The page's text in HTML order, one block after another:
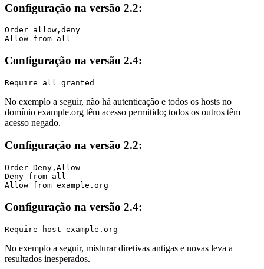
Configuração na versão 2.2:
Order allow,deny
Allow from all
Configuração na versão 2.4:
Require all granted
No exemplo a seguir, não há autenticação e todos os hosts no
domínio example.org têm acesso permitido; todos os outros têm
acesso negado.
Configuração na versão 2.2:
Order Deny,Allow
Deny from all
Allow from example.org
Configuração na versão 2.4:
Require host example.org
No exemplo a seguir, misturar diretivas antigas e novas leva a
resultados inesperados.